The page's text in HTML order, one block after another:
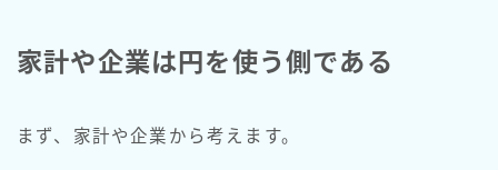
家計や企業は円を使う側である
まず、家計や企業から考えます。